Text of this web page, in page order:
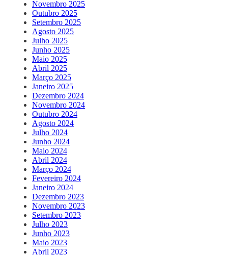
Novembro 2025
Outubro 2025
Setembro 2025
Agosto 2025
Julho 2025
Junho 2025
Maio 2025
Abril 2025
Março 2025
Janeiro 2025
Dezembro 2024
Novembro 2024
Outubro 2024
Agosto 2024
Julho 2024
Junho 2024
Maio 2024
Abril 2024
Março 2024
Fevereiro 2024
Janeiro 2024
Dezembro 2023
Novembro 2023
Setembro 2023
Julho 2023
Junho 2023
Maio 2023
Abril 2023